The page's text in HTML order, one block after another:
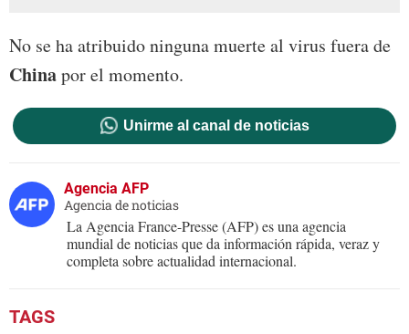
No se ha atribuido ninguna muerte al virus fuera de
Chinapor el momento.
Unirme al canal de noticias
Agencia AFP
Agencia de noticias
La Agencia France-Presse (AFP) es una agencia
mundial de noticias que da información rápida, veraz y
completa sobre actualidad internacional.